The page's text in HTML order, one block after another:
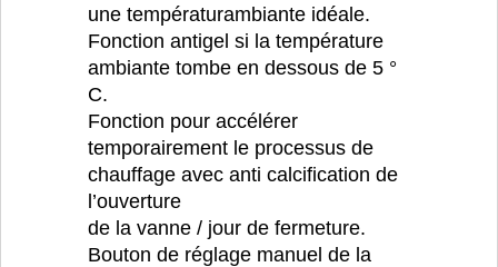
une températurambiante idéale.
Fonction antigel si la température
ambiante tombe en dessous de 5 °
C.
Fonction pour accélérer
temporairement le processus de
chauffage avec anti calcification de
l’ouverture
de la vanne / jour de fermeture.
Bouton de réglage manuel de la